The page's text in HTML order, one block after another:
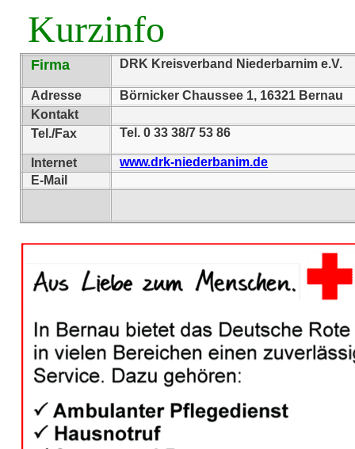
Kurzinfo
Firma DRK Kreisverband Niederbarnim e.V.
Adresse
Börnicker Chaussee 1, 16321 Bernau
Kontakt
Tel./Fax
Tel. 0 33 38/7 53 86
Internet
www.drk-niederbanim.de
E-Mail